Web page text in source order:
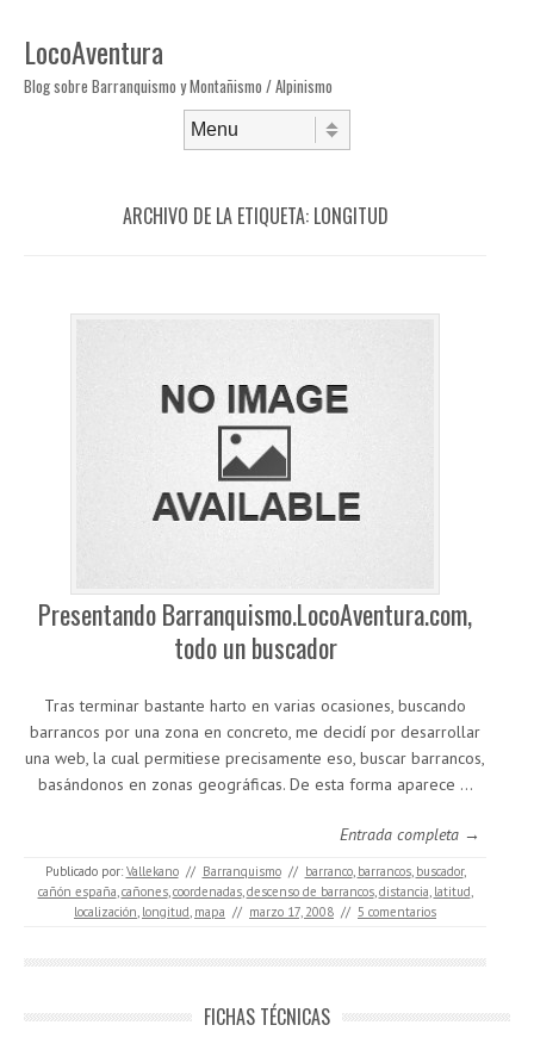
LocoAventura
Blog sobre Barranquismo y Montañismo / Alpinismo
ARCHIVO DE LA ETIQUETA: LONGITUD
Presentando Barranquismo.LocoAventura.com,
todo un buscador
Tras terminar bastante harto en varias ocasiones, buscando
barrancos por una zona en concreto, me decidí por desarrollar
una web, la cual permitiese precisamente eso, buscar barrancos,
basándonos en zonas geográficas. De esta forma aparece …
Entrada completa →
Publicado por: Vallekano // Barranquismo // barranco, barrancos, buscador,
cañón españa,cañones,coordenadas,descenso de barrancos,distancia, latitud,
localización, longitud, mapa // marzo 17, 2008 // 5 comentarios
FICHAS TÉCNICAS